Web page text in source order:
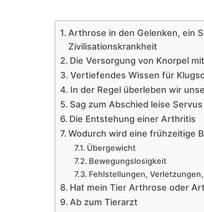
Arthrose in den Gelenken, ein
Zivilisationskrankheit
Die Versorgung von Knorpel
Vertiefendes Wissen für
In der Regel überleben wir
Sag zum Abschied leise
Die Entstehung einer Arthritis
Wodurch wird eine frühzeitige
Übergewicht
Bewegungslosigkeit
Fehlstellungen,
Hat mein Tier Arthrose oder
Ab zum Tierarzt